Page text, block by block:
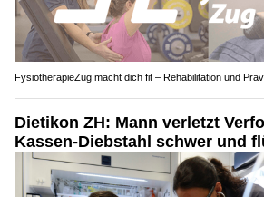
FysiotherapieZug macht dich fit – Rehabilitation und
Dietikon ZH: Mann verletzt
Kassen-Diebstahl schwer und